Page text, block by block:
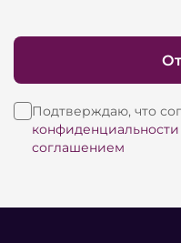
Подтверждаю, что
конфиденциальности
соглашением